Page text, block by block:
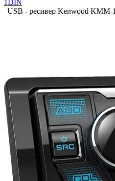
1DIN
USB - ресивер Kenwood KMM-